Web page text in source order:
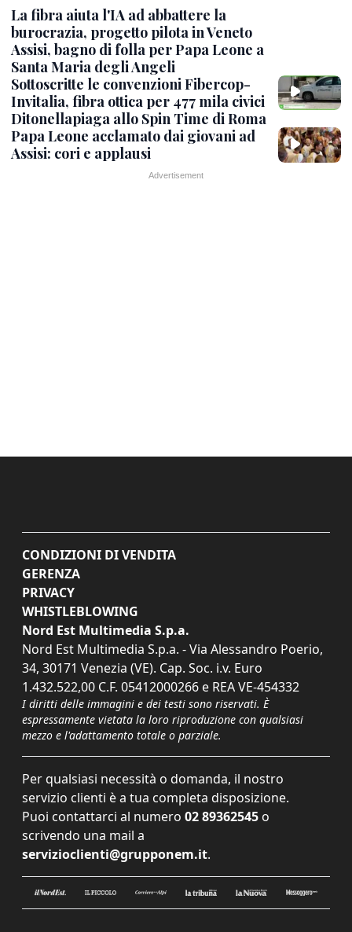
La fibra aiuta l'IA ad abbattere la
burocrazia, progetto pilota in Veneto
Assisi, bagno di folla per Papa Leone a
Santa Maria degli Angeli
Sottoscritte le convenzioni Fibercop-
Invitalia, fibra ottica per 477 mila civici
Ditonellapiaga allo Spin Time di Roma
Papa Leone acclamato dai giovani ad
Assisi: cori e applausi
CONDIZIONI DI VENDITA
GERENZA
PRIVACY
WHISTLEBLOWING
Nord Est Multimedia S.p.a.
Nord Est Multimedia S.p.a. - Via Alessandro Poerio,
34, 30171 Venezia (VE). Cap. Soc. i.v. Euro
1.432.522,00 C.F. 05412000266 e REA VE-454332
I diritti delle immagini e dei testi sono riservati. È
espressamente vietata la loro riproduzione con qualsiasi
mezzo e l'adattamento totale o parziale.
Per qualsiasi necessità o domanda, il nostro
servizio clienti è a tua completa disposizione.
Puoi contattarci al numero 02 89362545 o
scrivendo una mail a
servizioclienti@grupponem.it.